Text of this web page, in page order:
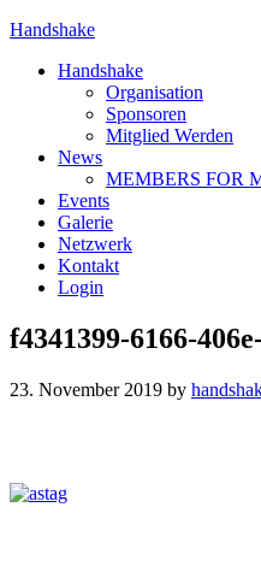
Handshake
Handshake
Organisation
Sponsoren
Mitglied Werden
News
MEMBERS FOR
Events
Galerie
Netzwerk
Kontakt
Login
f4341399-6166-
23. November 2019 by